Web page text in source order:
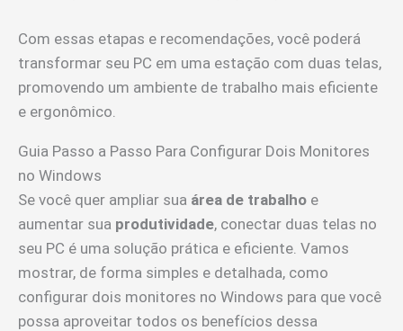
Com essas etapas e recomendações, você poderá
transformar seu PC em uma estação com duas telas,
promovendo um ambiente de trabalho mais eficiente
e ergonômico.
Guia Passo a Passo Para Configurar Dois Monitores
no Windows
Se você quer ampliar sua área de trabalho e
aumentar sua produtividade, conectar duas telas no
seu PC é uma solução prática e eficiente. Vamos
mostrar, de forma simples e detalhada, como
configurar dois monitores no Windows para que você
possa aproveitar todos os benefícios dessa